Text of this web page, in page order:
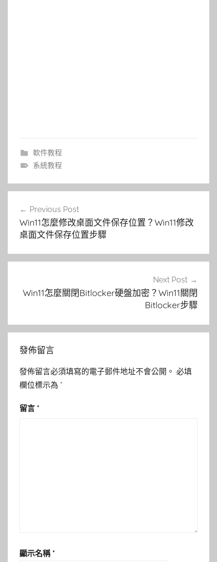
軟件教程
系統教程
章
覽
Previous Post
Win11怎麼修改桌面文件保存位置？Win11修改
桌面文件保存位置步驟
Next Post
Win11怎麼關閉Bitlocker硬盤加密？Win11關閉
Bitlocker步驟
發佈留言
發佈留言必須填寫的電子郵件地址不會公開。 必填
欄位標示為 *
留言 *
顯示名稱 *